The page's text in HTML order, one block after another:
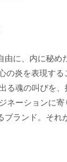
に、内に秘め
の炎を表現す
る魂の叫びを
ネーションに寄
ブランド。それ